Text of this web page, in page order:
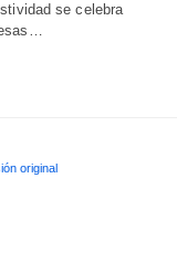
se celebra
original